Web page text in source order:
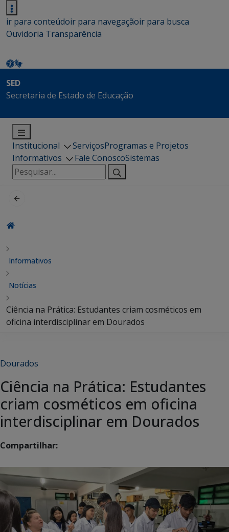
ir para conteúdoir para navegaçãoir para busca
Ouvidoria Transparência
SED
Secretaria de Estado de Educação
Institucional ServiçosProgramas e Projetos
Informativos
Fale ConoscoSistemas
Pesquisar
por:
Informativos
Notícias
Ciência na Prática: Estudantes criam cosméticos em
oficina interdisciplinar em Dourados
Dourados
Ciência na Prática: Estudantes
criam cosméticos em oficina
interdisciplinar em Dourados
Compartilhar: